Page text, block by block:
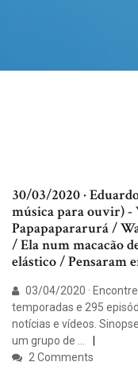
30/03/2020 ·
música para ouvir)
Papapapararurá /
/ Ela num macacão
elástico / Pensaram
03/04/2020 ·
temporadas e 295
notícias e vídeos.
um grupo de …
2 Comments